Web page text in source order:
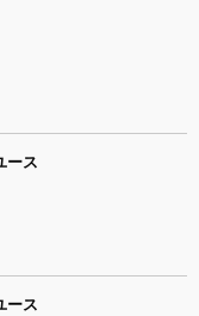
ース
ース